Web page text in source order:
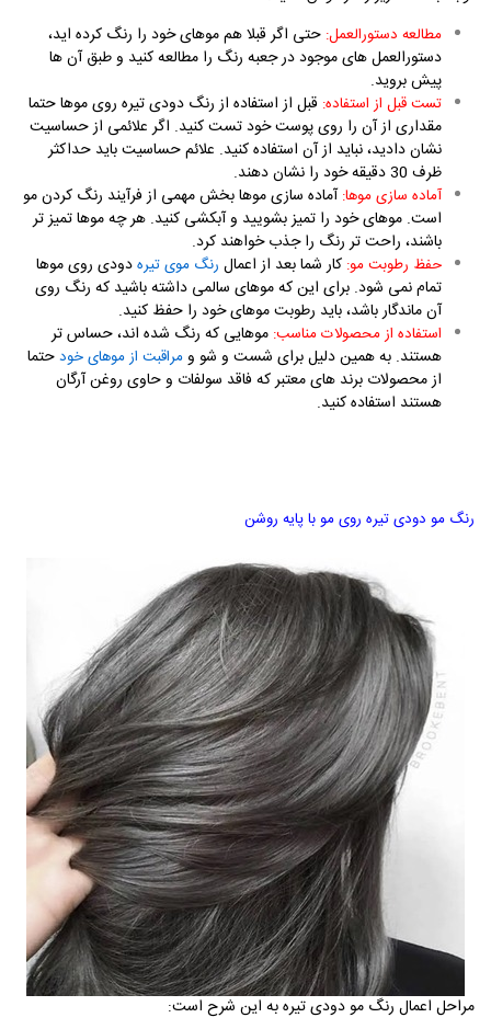
مطالعه دستورالعمل: حتی اگر قبلا هم موهای خود را رنگ کرده اید،
دستورالعمل های موجود در جعبه رنگ را مطالعه کنید و طبق آن ها
پیش بروید.
تست قبل از استفاده: قبل از استفاده از رنگ دودی تیره روی موها حتما
مقداری از آن را روی پوست خود تست کنید. اگر علائمی از حساسیت
نشان دادید، نباید از آن استفاده کنید. علائم حساسیت باید حداکثر
ظرف 30 دقیقه خود را نشان دهند.
آماده سازی موها:آماده سازی موها بخش مهمی از فرآیند رنگ کردن مو
است. موهای خود را تمیز بشویید و آبکشی کنید. هر چه موها تمیز تر
باشند، راحت تر رنگ را جذب خواهند کرد.
حفظ رطوبت مو: کار شما بعد از اعمال رنگ موی تیرهدودی روی موها
تمام نمی شود. برای این که موهای سالمی داشته باشید که رنگ روی
آن ماندگار باشد، باید رطوبت موهای خود را حفظ کنید.
استفاده از محصولات مناسب: موهایی که رنگ شده اند، حساس تر
هستند. به همین دلیل برای شست و شو ومراقبت از موهای خودحتما
از محصولات برند های معتبر که فاقد سولفات و حاوی روغن آرگان
هستند استفاده کنید.
رنگ مو دودی تیره روی مو با پایه روشن
مراحل اعمال رنگ مو دودی تیره به این شرح است: